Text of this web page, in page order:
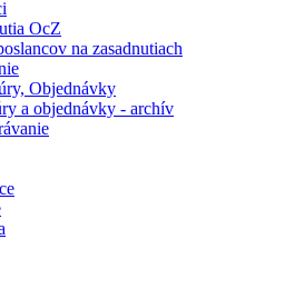
OcZ
na zasadnutiach
Objednávky
a objednávky - archív